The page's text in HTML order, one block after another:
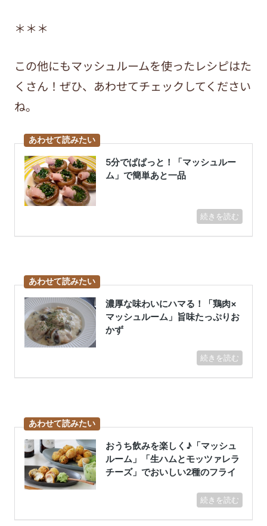
＊＊＊
この他にもマッシュルームを使ったレシピはた
くさん！ぜひ、あわせてチェックしてください
ね。